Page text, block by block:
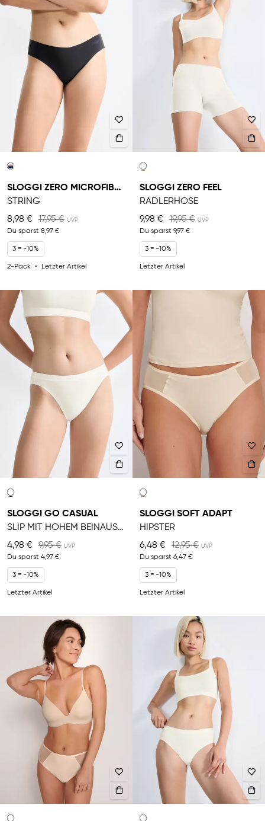
SLOGGI ZERO MICROFIBRE 2.0
STRING
8,98 €
17,95 €
Du sparst 8,97 €
3 = -10%
2-Pack Letzter Artikel
SLOGGI ZERO FEEL
RADLERHOSE
9,98 €
19,95 €
Du sparst 9,97 €
3 = -10%
Letzter Artikel
SLOGGI GO CASUAL
SLIP MIT HOHEM BEINAUSSCHNITT
4,98 €
9,95 €
Du sparst 4,97 €
3 = -10%
Letzter Artikel
SLOGGI SOFT ADAPT
HIPSTER
6,48 €
12,95 €
Du sparst 6,47 €
3 = -10%
Letzter Artikel